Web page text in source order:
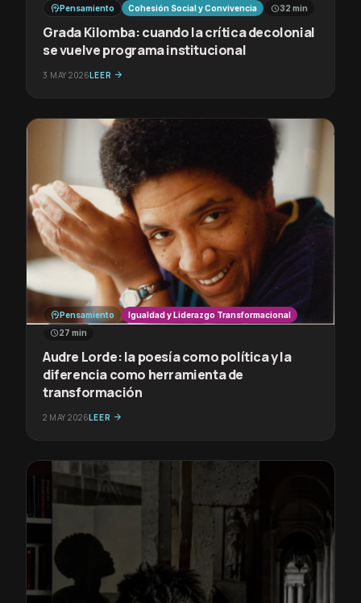
psychologyPensamiento Cohesión Social y Convivencia schedule32 min
Grada Kilomba: cuando la crítica decolonial
se vuelve programa institucional
3 MAY 2026LEER arrow_forward
psychologyPensamiento Igualdad y Liderazgo Transformacional
schedule27 min
Audre Lorde: la poesía como política y la
diferencia como herramienta de
transformación
2 MAY 2026LEER arrow_forward